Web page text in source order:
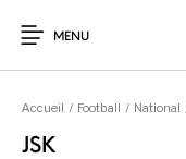
MENU
Accueil / Football / National
JSK